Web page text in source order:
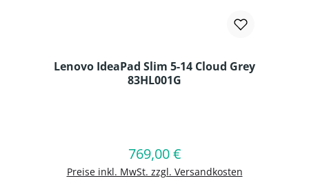
Lenovo IdeaPad Slim 5-14 Cloud Grey
83HL001G
Regulärer Preis:
769,00 €
Preise inkl. MwSt. zzgl. Versandkosten
In den Warenkorb